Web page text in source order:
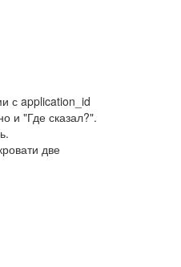
с application_id
и "Где сказал?".
две